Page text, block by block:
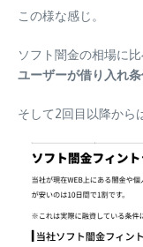
この様な感じ。
ソフト闇金の相場に
ユーザーが借り入れ
そして2回目以降から